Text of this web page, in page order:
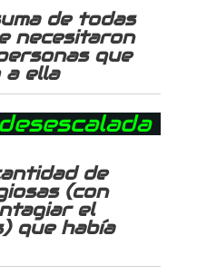
de todas
necesitaron
que
ella
de
(con
el
que había